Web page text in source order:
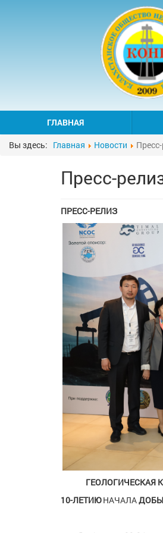
ГЛАВНАЯ
Вы здесь: Главная Новости
Пресс-
ПРЕСС-РЕЛИЗ
ГЕОЛОГИЧЕСКАЯ
10-ЛЕТИЮНАЧАЛА